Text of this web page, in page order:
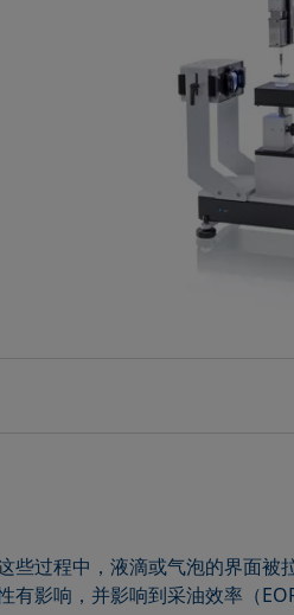
些过程中，液滴或气泡的界面被
影响，并影响到采油效率（